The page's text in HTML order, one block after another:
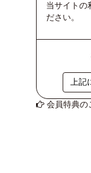
当サイトの
ださい。
上記
会員特典の